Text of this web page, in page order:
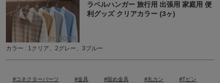
ラベルハンガー 旅行用 出張用 家庭用 便
利グッズ クリアカラー (3ヶ)
カラー : 1クリア、2グレー、3ブルー
#コネクターパーツ #金具 #留め金具 #丸カン #Tピン